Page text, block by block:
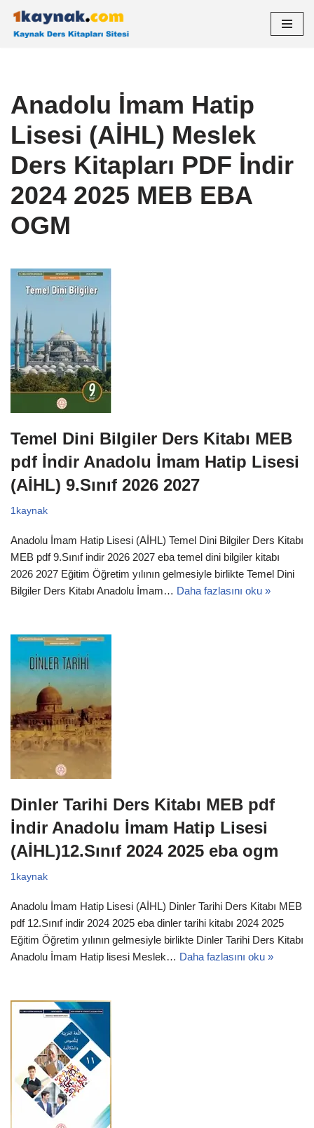
İçeriğe
Anadolu İmam Hatip
Lisesi (AİHL) Meslek
Ders Kitapları PDF İndir
2024 2025 MEB EBA
OGM
Temel Dini Bilgiler Ders Kitabı MEB
pdf İndir Anadolu İmam Hatip Lisesi
(AİHL) 9.Sınıf 2026 2027
1kaynak
Anadolu İmam Hatip Lisesi (AİHL) Temel Dini Bilgiler Ders Kitabı
MEB pdf 9.Sınıf indir 2026 2027 eba temel dini bilgiler kitabı
2026 2027 Eğitim Öğretim yılının gelmesiyle birlikte Temel Dini
Bilgiler Ders Kitabı Anadolu İmam… Daha fazlasını oku »
Dinler Tarihi Ders Kitabı MEB pdf
İndir Anadolu İmam Hatip Lisesi
(AİHL)12.Sınıf 2024 2025 eba ogm
1kaynak
Anadolu İmam Hatip Lisesi (AİHL) Dinler Tarihi Ders Kitabı MEB
pdf 12.Sınıf indir 2024 2025 eba dinler tarihi kitabı 2024 2025
Eğitim Öğretim yılının gelmesiyle birlikte Dinler Tarihi Ders Kitabı
Anadolu İmam Hatip lisesi Meslek… Daha fazlasını oku »